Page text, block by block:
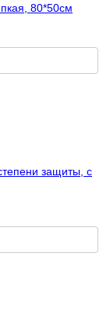
80*50см
защиты, с